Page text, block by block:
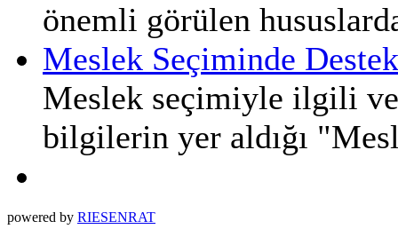
önemli görülen
Meslek Seçiminde
Meslek seçimiyle ilgili
bilgilerin yer aldığı
powered by RIESENRAT